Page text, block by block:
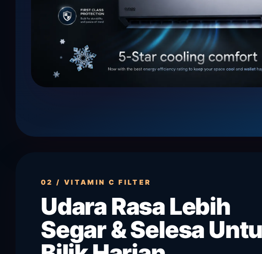
02 / VITAMIN C FILTER
Udara Rasa Lebih
Segar & Selesa